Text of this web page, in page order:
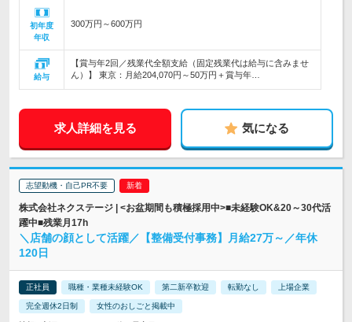
初年度
年収
300万円～600万円
給与
【賞与年2回／残業代全額支給（固定残業代は給与に含みませ
ん）】 東京：月給204,070円～50万円＋賞与年…
求人詳細を見る 気になる
志望動機・自己PR不要
株式会社ネクステージ | <お盆期間も積極採用中>■未経験OK&20～30代活
躍中■残業月17h
＼店舗の顔として活躍／【整備受付事務】月給27万～／年休
120日
正社員 職種・業種未経験OK 第二新卒歓迎 転勤なし 上場企業
完全週休2日制 女性のおしごと掲載中